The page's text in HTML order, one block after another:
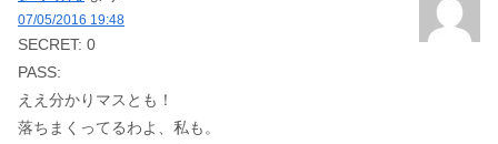
07/05/2016 19:48
SECRET: 0
PASS:
ええ分かりマスとも！
落ちまくってるわよ、私も。